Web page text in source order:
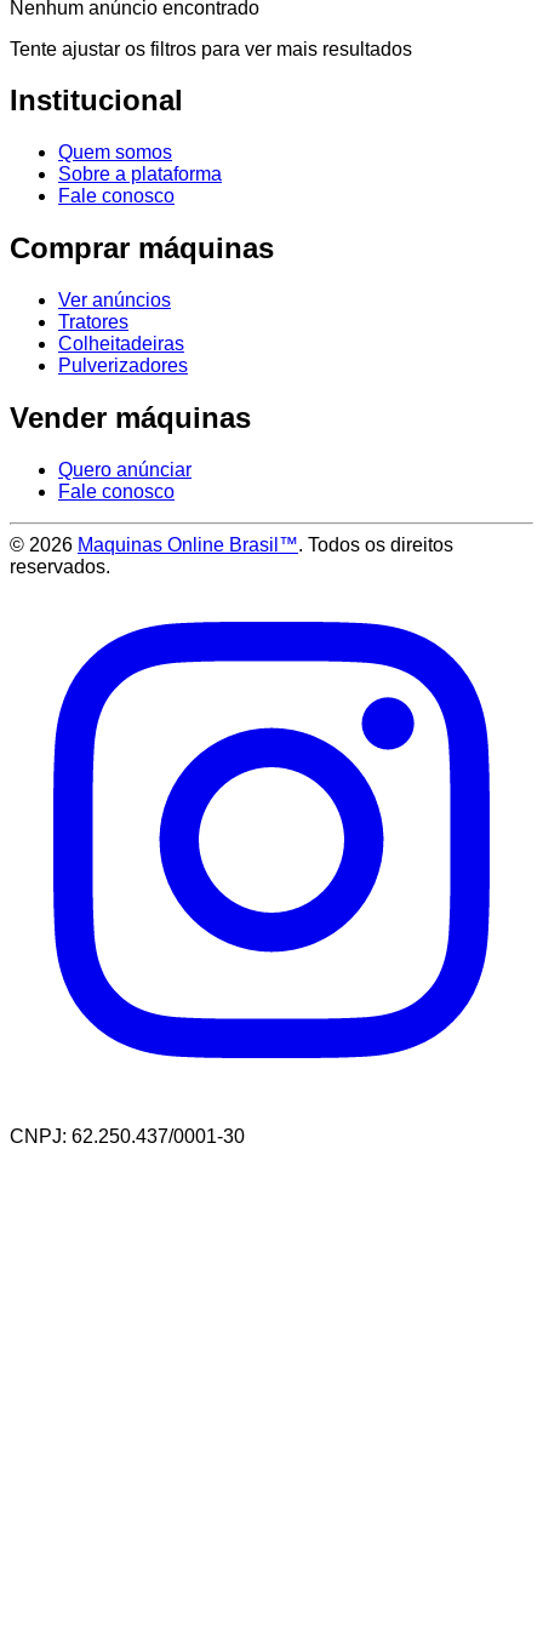
Nenhum anúncio encontrado
Tente ajustar os filtros para ver mais resultados
Institucional
Quem somos
Sobre a plataforma
Fale conosco
Comprar máquinas
Ver anúncios
Tratores
Colheitadeiras
Pulverizadores
Vender máquinas
Quero anúnciar
Fale conosco
© 2026 Maquinas Online Brasil™. Todos os direitos
reservados.
CNPJ: 62.250.437/0001-30